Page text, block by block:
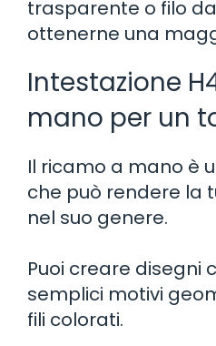
trasparente o filo
ottenerne una
Intestazione
mano per un
Il ricamo a mano è
che può rendere la
nel suo genere.
Puoi creare disegni
semplici motivi
fili colorati.